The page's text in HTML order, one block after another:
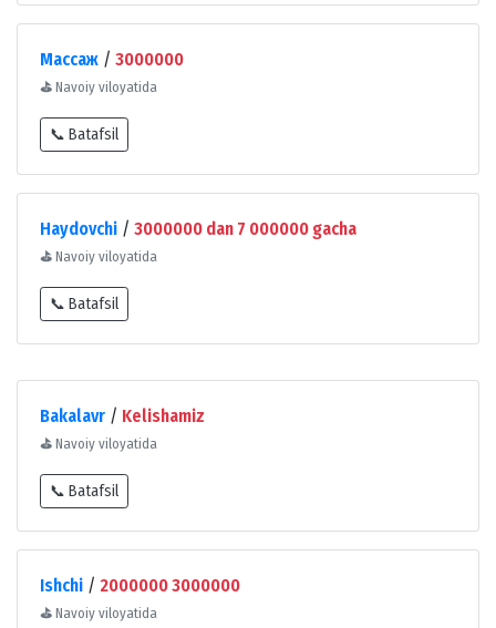
Массаж / 3000000
⛳ Navoiy viloyatida
📞 Batafsil
Haydovchi / 3000000 dan 7 000000 gacha
⛳ Navoiy viloyatida
📞 Batafsil
Bakalavr / Kelishamiz
⛳ Navoiy viloyatida
📞 Batafsil
Ishchi / 2000000 3000000
⛳ Navoiy viloyatida